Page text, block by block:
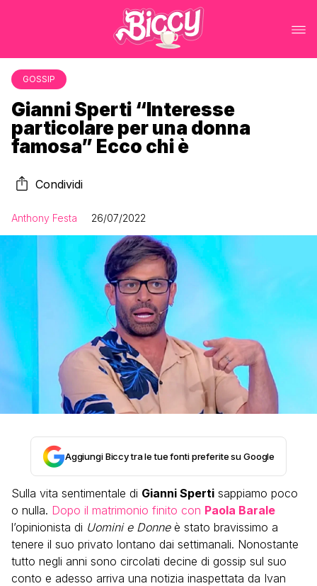
GOSSIP
Gianni Sperti “Interesse
particolare per una donna
famosa” Ecco chi è
Condividi
Anthony Festa 26/07/2022
Aggiungi Biccy tra le tue fonti preferite su Google
Sulla vita sentimentale di Gianni Sperti sappiamo poco
o nulla. Dopo il matrimonio finito con Paola Barale
l’opinionista di Uomini e Donneè stato bravissimo a
tenere il suo privato lontano dai settimanali. Nonostante
tutto negli anni sono circolati decine di gossip sul suo
conto e adesso arriva una notizia inaspettata da Ivan